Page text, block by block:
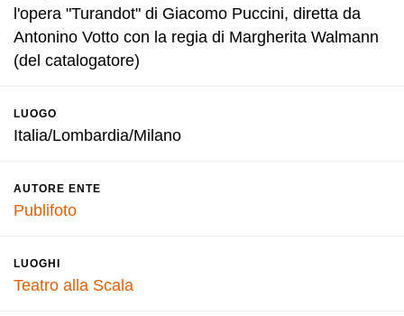
l'opera "Turandot" di Giacomo Puccini, diretta da
Antonino Votto con la regia di Margherita Walmann
(del catalogatore)
LUOGO
Italia/Lombardia/Milano
AUTORE ENTE
Publifoto
LUOGHI
Teatro alla Scala